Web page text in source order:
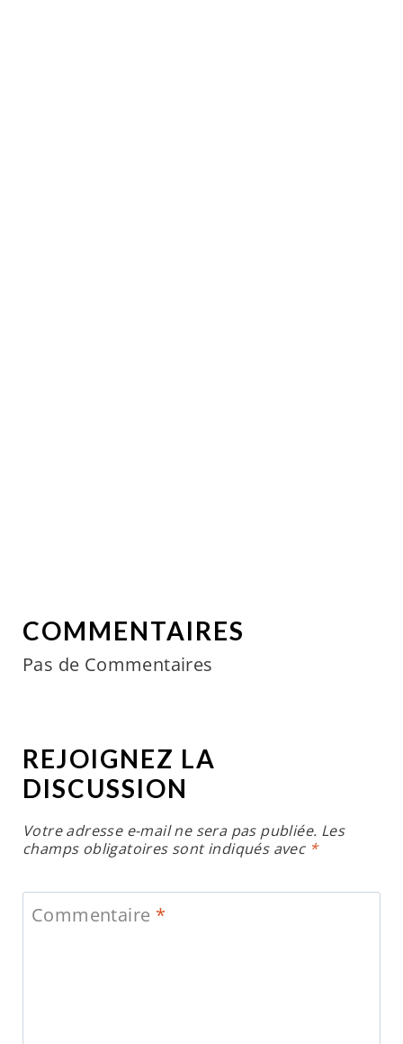
COMMENTAIRES
Pas de Commentaires
REJOIGNEZ LA
DISCUSSION
Votre adresse e-mail ne sera pas publiée. Les
champs obligatoires sont indiqués avec *
Commentaire *